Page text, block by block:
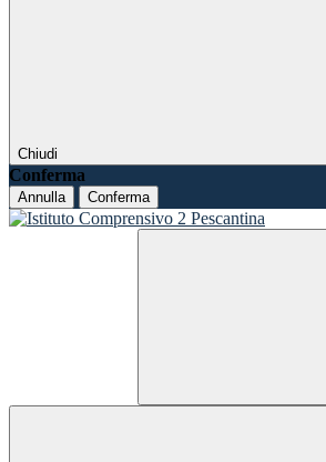
Chiudi
Conferma
Annulla Conferma